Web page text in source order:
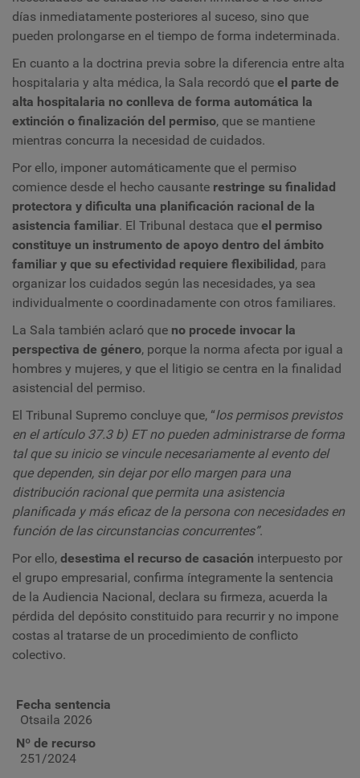
días inmediatamente posteriores al suceso, sino que
pueden prolongarse en el tiempo de forma indeterminada.
En cuanto a la doctrina previa sobre la diferencia entre alta
hospitalaria y alta médica, la Sala recordó que el parte de
alta hospitalaria no conlleva de forma automática la
extinción o finalización del permiso, que se mantiene
mientras concurra la necesidad de cuidados.
Por ello, imponer automáticamente que el permiso
comience desde el hecho causante restringe su finalidad
protectora y dificulta una planificación racional de la
asistencia familiar. El Tribunal destaca que el permiso
constituye un instrumento de apoyo dentro del ámbito
familiar y que su efectividad requiere flexibilidad, para
organizar los cuidados según las necesidades, ya sea
individualmente o coordinadamente con otros familiares.
La Sala también aclaró que no procede invocar la
perspectiva de género, porque la norma afecta por igual a
hombres y mujeres, y que el litigio se centra en la finalidad
asistencial del permiso.
El Tribunal Supremo concluye que, “los permisos previstos
en el artículo 37.3 b) ET no pueden administrarse de forma
tal que su inicio se vincule necesariamente al evento del
que dependen, sin dejar por ello margen para una
distribución racional que permita una asistencia
planificada y más eficaz de la persona con necesidades en
función de las circunstancias concurrentes”.
Por ello, desestima el recurso de casación interpuesto por
el grupo empresarial, confirma íntegramente la sentencia
de la Audiencia Nacional, declara su firmeza, acuerda la
pérdida del depósito constituido para recurrir y no impone
costas al tratarse de un procedimiento de conflicto
colectivo.
Fecha sentencia
Otsaila 2026
Nº de recurso
251/2024